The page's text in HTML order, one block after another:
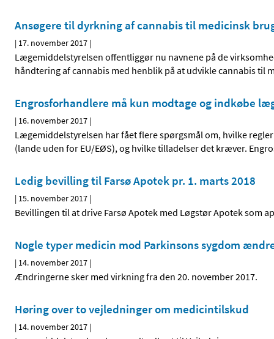
Ansøgere til dyrkning af cannabis til medicinsk
| 17. november 2017 |
Lægemiddelstyrelsen offentliggør nu navnene på de
håndtering af cannabis med henblik på at udvikle cannabis til
Engrosforhandlere må kun modtage og indkøbe
| 16. november 2017 |
Lægemiddelstyrelsen har fået flere spørgsmål om, hvilke
(lande uden for EU/EØS), og hvilke tilladelser det kræver.
Ledig bevilling til Farsø Apotek pr. 1. marts 2018
| 15. november 2017 |
Bevillingen til at drive Farsø Apotek med Løgstør Apotek som
Nogle typer medicin mod Parkinsons sygdom
| 14. november 2017 |
Ændringerne sker med virkning fra den 20. november 2017.
Høring over to vejledninger om medicintilskud
| 14. november 2017 |